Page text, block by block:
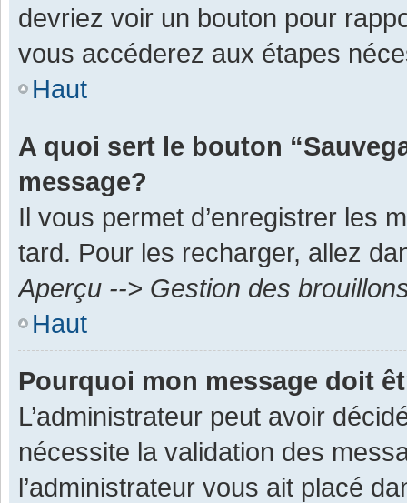
devriez voir un bouton pour
vous accéderez aux étapes
Haut
A quoi sert le bouton
message?
Il vous permet d’enregistrer les
tard. Pour les recharger, allez
Aperçu --> Gestion des
Haut
Pourquoi mon message doit
L’administrateur peut avoir
nécessite la validation des
l’administrateur vous ait placé